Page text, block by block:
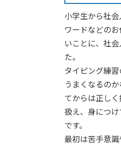
小学生から社
ワードなどの
いことに、社
た。
タイピング練
うまくなるの
てからは正し
扱え、身につ
です。
最初は苦手意